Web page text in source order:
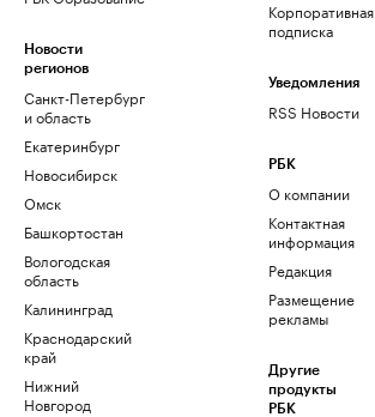
Новости
регионов
Санкт-Петербург
и область
Екатеринбург
Новосибирск
Омск
Башкортостан
Вологодская
область
Калининград
Краснодарский
край
Нижний
Новгород
Корпоративная
подписка
Уведомления
RSS Новости
РБК
О компании
Контактная
информация
Редакция
Размещение
рекламы
Другие
продукты
РБК